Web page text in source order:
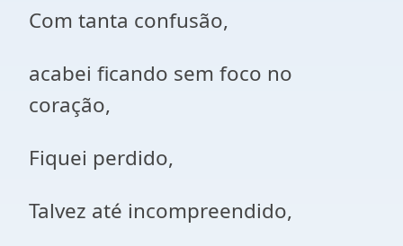
Com tanta confusão,
acabei ficando sem foco no
coração,
Fiquei perdido,
Talvez até incompreendido,